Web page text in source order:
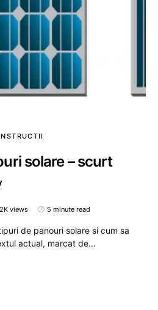
solare – scurt
views 5 minute read
de panouri solare si cum sa
actual, marcat de…